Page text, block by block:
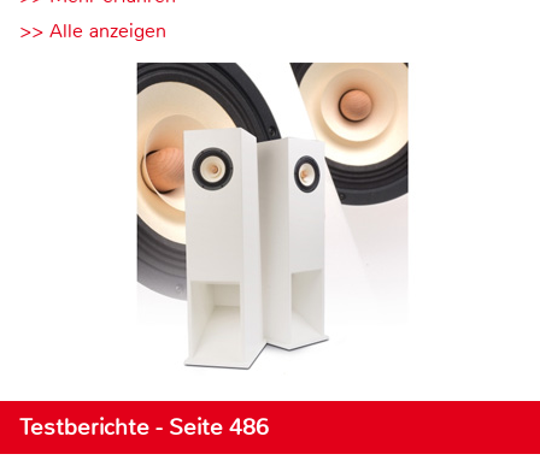
>> Alle anzeigen
Testberichte - Seite 486